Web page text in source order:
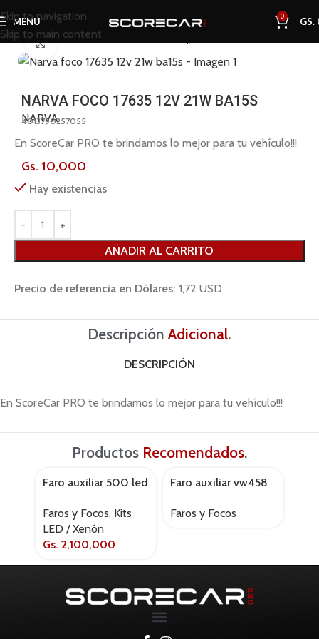
Skip to navigation
Skip to main content
MENU 0 GS.
Inicio Tienda Iluminación LED
Click to enlarge
NARVA FOCO 17635 12V 21W BA15S
NARVA
4013790257055
En ScoreCar PRO te brindamos lo mejor para tu vehículo!!!
Gs. 10,000
Hay existencias
AÑADIR AL CARRITO
Precio de referencia en Dólares: 1,72 USD
DescripciónAdicional.
DESCRIPCIÓN
En ScoreCar PRO te brindamos lo mejor para tu vehículo!!!
Productos Recomendados.
AGOTADO
Faro auxiliar 500 led
Faros y Focos, Kits
LED / Xenón
Gs. 2,100,000
AGOTADO
Faro auxiliar vw458
dlaa 10 – 16
Faros y Focos